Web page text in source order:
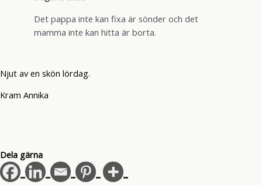
Det pappa inte kan fixa är sönder och det
mamma inte kan hitta är borta.
Njut av en skön lördag.
Kram Annika
Dela gärna